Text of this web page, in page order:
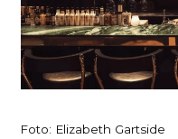
Foto: Elizabeth Gartside